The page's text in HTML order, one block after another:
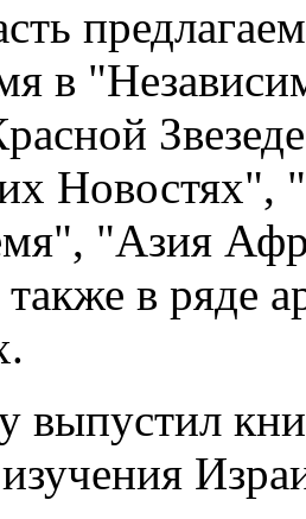
в
Новостях",
"Азия
в ряде
выпустил